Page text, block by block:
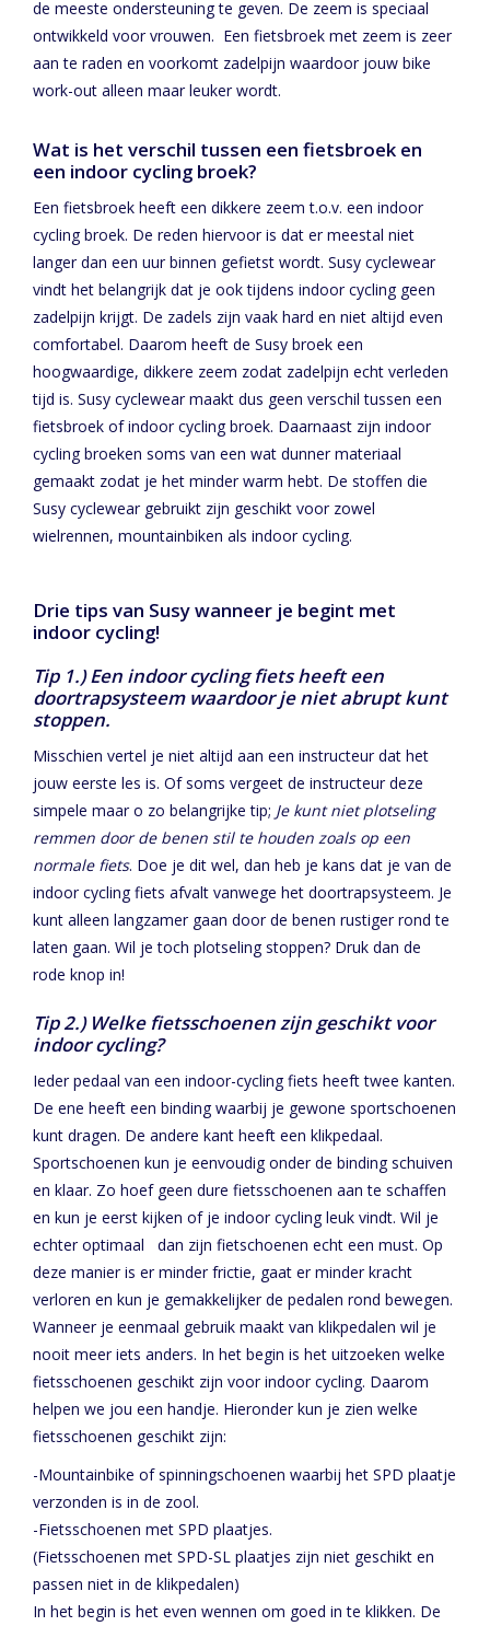
de meeste ondersteuning te geven. De zeem is speciaal
ontwikkeld voor vrouwen. Een fietsbroek met zeem is zeer
aan te raden en voorkomt zadelpijn waardoor jouw bike
work-out alleen maar leuker wordt.
Wat is het verschil tussen een fietsbroek en
een indoor cycling broek?
Een fietsbroek heeft een dikkere zeem t.o.v. een indoor
cycling broek. De reden hiervoor is dat er meestal niet
langer dan een uur binnen gefietst wordt. Susy cyclewear
vindt het belangrijk dat je ook tijdens indoor cycling geen
zadelpijn krijgt. De zadels zijn vaak hard en niet altijd even
comfortabel. Daarom heeft de Susy broek een
hoogwaardige, dikkere zeem zodat zadelpijn echt verleden
tijd is. Susy cyclewear maakt dus geen verschil tussen een
fietsbroek of indoor cycling broek. Daarnaast zijn indoor
cycling broeken soms van een wat dunner materiaal
gemaakt zodat je het minder warm hebt. De stoffen die
Susy cyclewear gebruikt zijn geschikt voor zowel
wielrennen, mountainbiken als indoor cycling.
Drie tips van Susy wanneer je begint met
indoor cycling!
Tip 1.) Een indoor cycling fiets heeft een
doortrapsysteem waardoor je niet abrupt kunt
stoppen.
Misschien vertel je niet altijd aan een instructeur dat het
jouw eerste les is. Of soms vergeet de instructeur deze
simpele maar o zo belangrijke tip; Je kunt niet plotseling
remmen door de benen stil te houden zoals op een
normale fiets. Doe je dit wel, dan heb je kans dat je van de
indoor cycling fiets afvalt vanwege het doortrapsysteem. Je
kunt alleen langzamer gaan door de benen rustiger rond te
laten gaan. Wil je toch plotseling stoppen? Druk dan de
rode knop in!
Tip 2.) Welke fietsschoenen zijn geschikt voor
indoor cycling?
Ieder pedaal van een indoor-cycling fiets heeft twee kanten.
De ene heeft een binding waarbij je gewone sportschoenen
kunt dragen. De andere kant heeft een klikpedaal.
Sportschoenen kun je eenvoudig onder de binding schuiven
en klaar. Zo hoef geen dure fietsschoenen aan te schaffen
en kun je eerst kijken of je indoor cycling leuk vindt. Wil je
echter optimaal dan zijn fietschoenen echt een must. Op
deze manier is er minder frictie, gaat er minder kracht
verloren en kun je gemakkelijker de pedalen rond bewegen.
Wanneer je eenmaal gebruik maakt van klikpedalen wil je
nooit meer iets anders. In het begin is het uitzoeken welke
fietsschoenen geschikt zijn voor indoor cycling. Daarom
helpen we jou een handje. Hieronder kun je zien welke
fietsschoenen geschikt zijn:
-Mountainbike of spinningschoenen waarbij het SPD plaatje
verzonden is in de zool.
-Fietsschoenen met SPD plaatjes.
(Fietsschoenen met SPD-SL plaatjes zijn niet geschikt en
passen niet in de klikpedalen)
In het begin is het even wennen om goed in te klikken. De